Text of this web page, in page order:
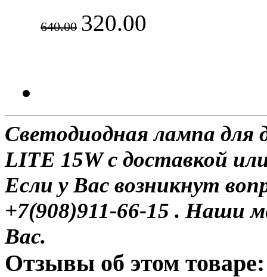
640.00 320.00
Светодиодная лампа для
LITE 15W с доставкой
Если у Вас возникнут
+7(908)911-66-15 . Наши
Вас.
Отзывы об этом товаре: